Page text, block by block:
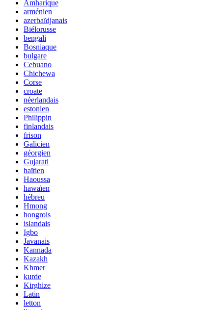
Amharique
arménien
azerbaïdjanais
Biélorusse
bengali
Bosniaque
bulgare
Cebuano
Chichewa
Corse
croate
néerlandais
estonien
Philippin
finlandais
frison
Galicien
géorgien
Gujarati
haïtien
Haoussa
hawaïen
hébreu
Hmong
hongrois
islandais
Igbo
Javanais
Kannada
Kazakh
Khmer
kurde
Kirghize
Latin
letton